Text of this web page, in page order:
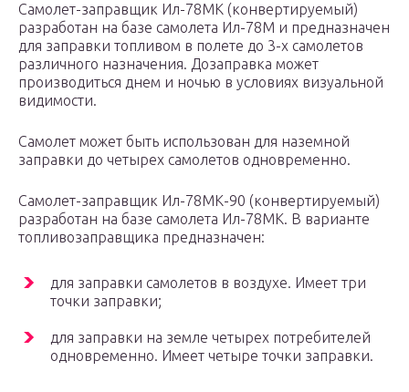
Самолет-заправщик Ил-78МК (конвертируемый)
разработан на базе самолета Ил-78М и предназначен
для заправки топливом в полете до 3-х самолетов
различного назначения. Дозаправка может
производиться днем и ночью в условиях визуальной
видимости.
Самолет может быть использован для наземной
заправки до четырех самолетов одновременно.
Самолет-заправщик Ил-78МК-90 (конвертируемый)
разработан на базе самолета Ил-78МК. В варианте
топливозаправщика предназначен:
для заправки самолетов в воздухе. Имеет три
точки заправки;
для заправки на земле четырех потребителей
одновременно. Имеет четыре точки заправки.